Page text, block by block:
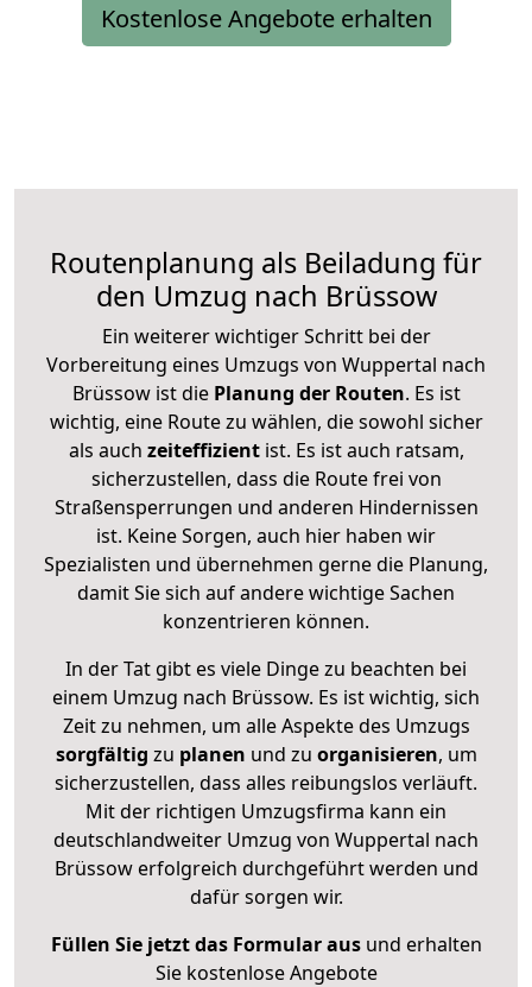
Kostenlose Angebote erhalten
Routenplanung als Beiladung für
den Umzug nach Brüssow
Ein weiterer wichtiger Schritt bei der
Vorbereitung eines Umzugs von Wuppertal nach
Brüssow ist diePlanung der Routen. Es ist
wichtig, eine Route zu wählen, die sowohl sicher
als auch zeiteffizientist. Es ist auch ratsam,
sicherzustellen, dass die Route frei von
Straßensperrungen und anderen Hindernissen
ist. Keine Sorgen, auch hier haben wir
Spezialisten und übernehmen gerne die Planung,
damit Sie sich auf andere wichtige Sachen
konzentrieren können.
In der Tat gibt es viele Dinge zu beachten bei
einem Umzug nach Brüssow. Es ist wichtig, sich
Zeit zu nehmen, um alle Aspekte des Umzugs
sorgfältig zu planen und zu organisieren, um
sicherzustellen, dass alles reibungslos verläuft.
Mit der richtigen Umzugsfirma kann ein
deutschlandweiter Umzug von Wuppertal nach
Brüssow erfolgreich durchgeführt werden und
dafür sorgen wir.
Füllen Sie jetzt das Formular ausund erhalten
Sie kostenlose Angebote